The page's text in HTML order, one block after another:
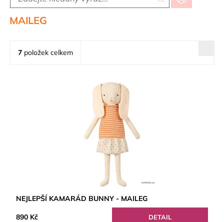
MAILEG
7 položek celkem
NEJLEPŠÍ KAMARÁD BUNNY - MAILEG
890 Kč DETAIL